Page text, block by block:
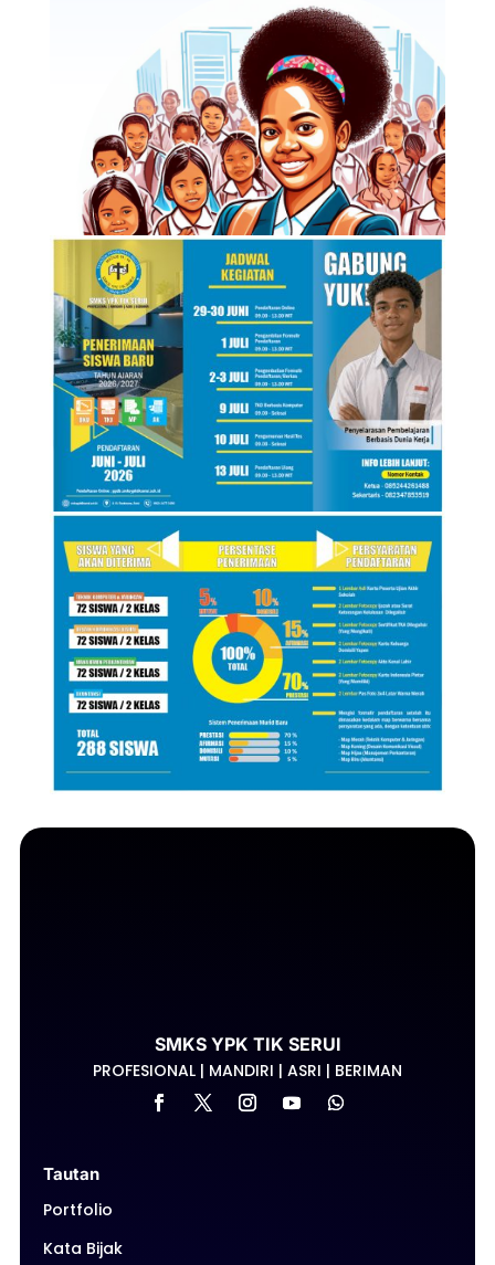
SMKS YPK TIK SERUI
PROFESIONAL | MANDIRI | ASRI | BERIMAN
Tautan
Portfolio
Kata Bijak